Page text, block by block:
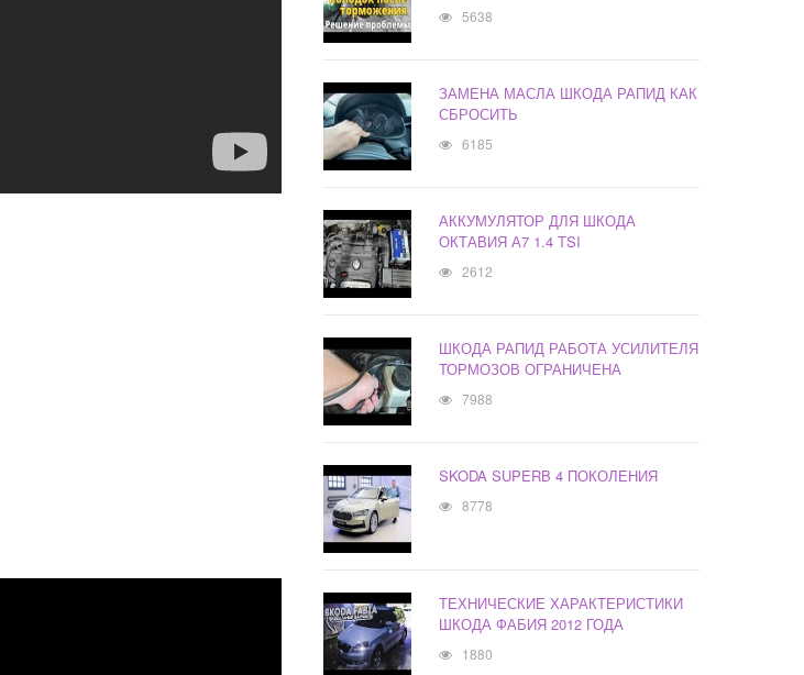
5638
ЗАМЕНА МАСЛА ШКОДА РАПИД КАК
СБРОСИТЬ
6185
АККУМУЛЯТОР ДЛЯ ШКОДА
ОКТАВИЯ А7 1.4 TSI
2612
ШКОДА РАПИД РАБОТА УСИЛИТЕЛЯ
ТОРМОЗОВ ОГРАНИЧЕНА
7988
SKODA SUPERB 4 ПОКОЛЕНИЯ
8778
ТЕХНИЧЕСКИЕ ХАРАКТЕРИСТИКИ
ШКОДА ФАБИЯ 2012 ГОДА
1880